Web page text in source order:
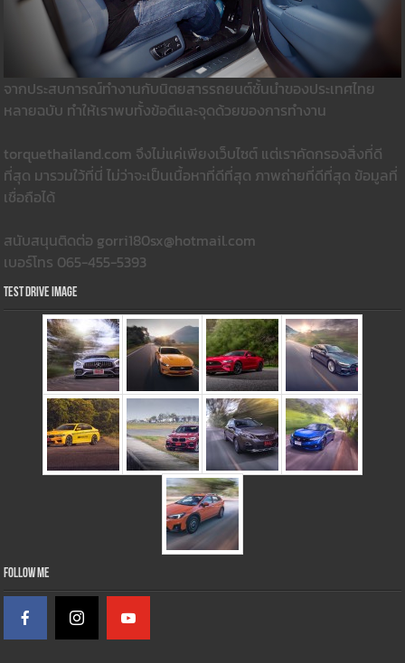
จากประสบการณ์ทำงานกับนิตยสารรถยนต์ชั้นนำของประเทศไทย
หลายฉบับ ทำให้เราพบทั้งข้อดีและจุดด้วยของการทำงาน
torquethailand.com จึงไม่แค่เพียงเว็บไซต์ แต่เราคัดกรองสิ่งที่ดี
ที่สุด มารวมใว้ที่นี่ ไม่ว่าจะเป็นเนื้อหาที่ดีที่สุด ภาพถ่ายที่ดีที่สุด ข้อมูลที่
เชื่อถือได้
สนับสนุนติดต่อ gorri180sx@hotmail.com
เบอร์โทร 065-455-5393
Test Drive Image
Follow Me